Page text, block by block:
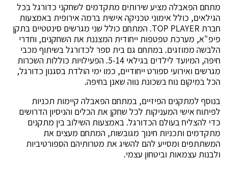
מתחם הפאבלה מציע שירותים מתקדמים לשחקני כדורגל בכל
הגילאים, כולל אימוני טכניקה אישית ברמה אירופית באמצעות
חברת TOP PLAYER. המתחם כולל שני מגרשים סינטטיים בתקן
פיפ"א, מערכת טפטפות ייחודית המצננת את השחקנים, וחדרי
הלבשה ממוזגים. במתחם גם בית ספר לכדורגל בשיתוף מכבי
חיפה, המיועד לילדים בגילאי 5-14. הפעילויות כוללות השכרות
מגרשים ואירועי ספורט ייחודיים, כמו ימי הולדת בסגנון כדורגל,
הכל במיקום נוח בשכונת נווה שאנן בחיפה.
בנוסף למתקנים הפיזיים, במתחם הפאבלה קיימות תכניות
לפיתוח אישי המעניקות לכל שחקן את הכלים והניסיון הדרושים
כדי להצליח בעולם הכדורגל. באמצעות השילוב בין מתקנים
מתקדמים ותכניות חינוך מגובשות, המתחם מעצים את
המשתתפים ומסייע להם להשיג את מטרותיהם הספורטיביות
ולבנות עצמאות וביטחון עצמי.